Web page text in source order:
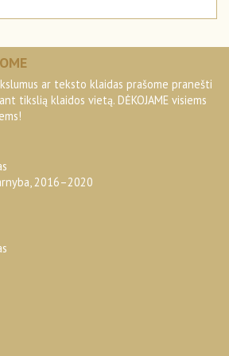
ar teksto klaidas prašome pranešti
tikslią klaidos vietą. DĖKOJAME visiems
2016–2020